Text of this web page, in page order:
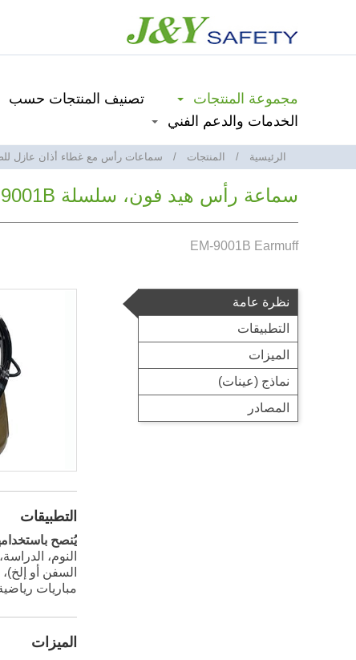
مجموعة المنتجات تصنيف المنتجات حسب
الخدمات والدعم الفني
الرئيسية المنتجات سماعات رأس مع غطاء أذان عازل
سماعة رأس هيد فون، سلسلة EM-9001B
EM-9001B Earmuff
التطبيقات
يُنصح
النوم،
السفن أو
مباريات
الميزات
نظرة عامة
التطبيقات
الميزات
نماذج (عينات)
المصادر